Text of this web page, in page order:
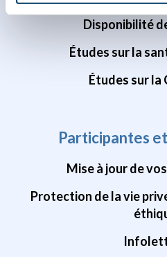
Disponibilité
Études sur la
Études sur la
Participantes
Mise à jour de
Protection de la vie